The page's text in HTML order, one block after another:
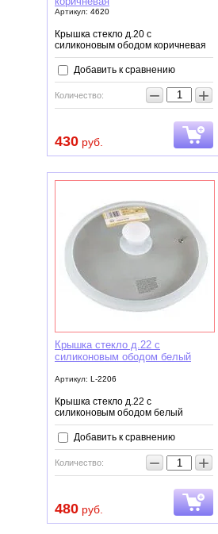
Артикул: 4620
Крышка стекло д.20 с
силиконовым ободом коричневая
Добавить к сравнению
Количество: − +
430 руб.
Крышка стекло д.22 с
силиконовым ободом белый
Артикул: L-2206
Крышка стекло д.22 с
силиконовым ободом белый
Добавить к сравнению
Количество: − +
480 руб.